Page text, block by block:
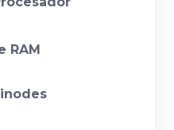
RAM